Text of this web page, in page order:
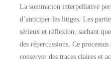
La sommation interpellative
d’anticiper les litiges. Les
sérieux et réflexion, sachant
des répercussions. Ce
conserver des traces claires et